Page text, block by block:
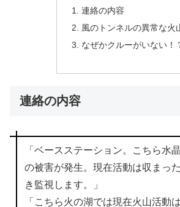
連絡の内容
風のトンネルの異常な火
なぜかクルーがいない！
連絡の内容
「ベースステーション。こちら水
の被害が発生。現在活動は収まっ
き監視します。」
「こちら火の湖では現在火山活動